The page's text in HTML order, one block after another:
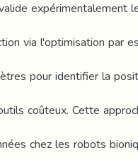
expérimentalement
via l'optimisation par
pour identifier la
coûteux. Cette
chez les robots